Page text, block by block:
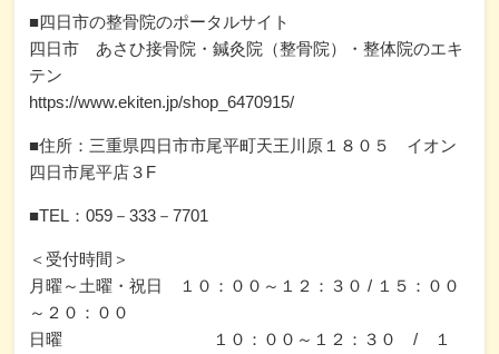
■四日市の整骨院のポータルサイト
四日市 あさひ接骨院・鍼灸院（整骨院）・整体院のエキ
テン
https://www.ekiten.jp/shop_6470915/
■住所：三重県四日市市尾平町天王川原１８０５ イオン
四日市尾平店３F
■TEL：059－333－7701
＜受付時間＞
月曜～土曜・祝日 １０：００～１２：３０ / １５：００
～２０：００
日曜 １０：００～１２：３０ / １